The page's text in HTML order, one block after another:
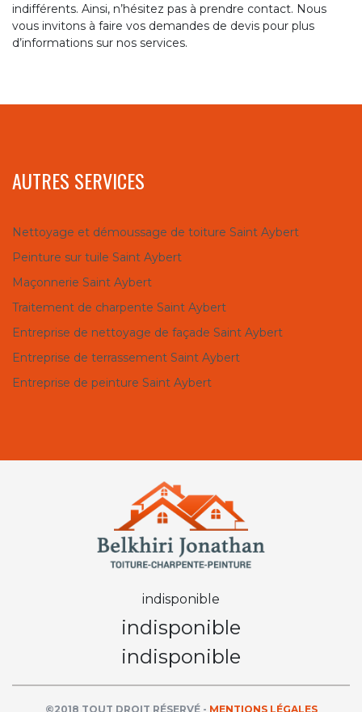
indifférents. Ainsi, n’hésitez pas à prendre contact. Nous
vous invitons à faire vos demandes de devis pour plus
d’informations sur nos services.
AUTRES SERVICES
Nettoyage et démoussage de toiture Saint Aybert
Peinture sur tuile Saint Aybert
Maçonnerie Saint Aybert
Traitement de charpente Saint Aybert
Entreprise de nettoyage de façade Saint Aybert
Entreprise de terrassement Saint Aybert
Entreprise de peinture Saint Aybert
indisponible
indisponible
indisponible
©2018 TOUT DROIT RÉSERVÉ - MENTIONS LÉGALES